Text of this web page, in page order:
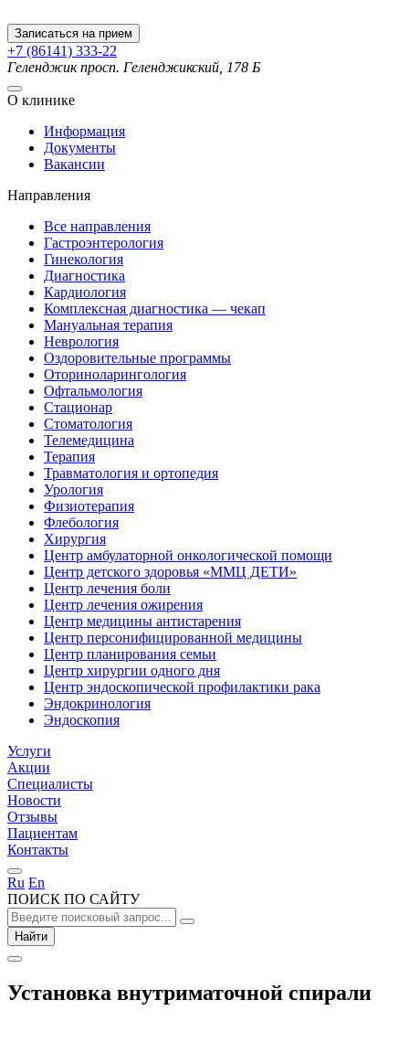
Записаться на прием
+7 (86141) 333-22
Геленджикпросп. Геленджикский, 178 Б
О клинике
Информация
Документы
Вакансии
Направления
Все направления
Гастроэнтерология
Гинекология
Диагностика
Кардиология
Комплексная диагностика — чекап
Мануальная терапия
Неврология
Оздоровительные программы
Оториноларингология
Офтальмология
Стационар
Стоматология
Телемедицина
Терапия
Травматология и ортопедия
Урология
Физиотерапия
Флебология
Хирургия
Центр амбулаторной онкологической помощи
Центр детского здоровья «ММЦ ДЕТИ»
Центр лечения боли
Центр лечения ожирения
Центр медицины антистарения
Центр персонифицированной медицины
Центр планирования семьи
Центр хирургии одного дня
Центр эндоскопической профилактики рака
Эндокринология
Эндоскопия
Услуги
Акции
Специалисты
Новости
Отзывы
Пациентам
Контакты
Ru En
ПОИСК ПО САЙТУ
Найти
Установка внутриматочной спирали